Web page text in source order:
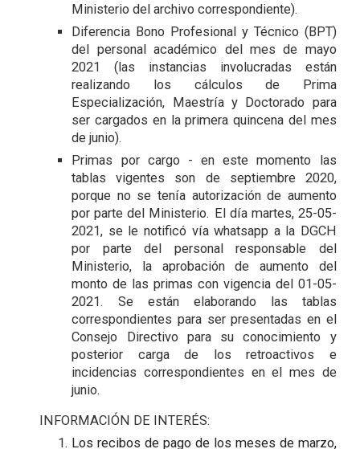
Ministerio del archivo correspondiente).
Diferencia Bono Profesional y Técnico (BPT)
del personal académico del mes de mayo
2021 (las instancias involucradas están
realizando los cálculos de Prima
Especialización, Maestría y Doctorado para
ser cargados en la primera quincena del mes
de junio).
Primas por cargo - en este momento las
tablas vigentes son de septiembre 2020,
porque no se tenía autorización de aumento
por parte del Ministerio. El día martes, 25-05-
2021, se le notificó vía whatsapp a la DGCH
por parte del personal responsable del
Ministerio, la aprobación de aumento del
monto de las primas con vigencia del 01-05-
2021. Se están elaborando las tablas
correspondientes para ser presentadas en el
Consejo Directivo para su conocimiento y
posterior carga de los retroactivos e
incidencias correspondientes en el mes de
junio.
INFORMACIÓN DE INTERÉS:
Los recibos de pago de los meses de marzo,